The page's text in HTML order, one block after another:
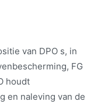
van DPO s, in
FG
houdt
en naleving van de